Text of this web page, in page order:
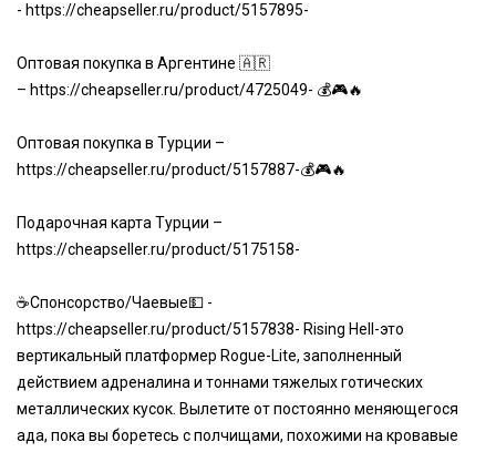
- https://cheapseller.ru/product/5157895-
Оптовая покупка в Аргентине 🇦🇷
– https://cheapseller.ru/product/4725049- 💰🎮🔥
Оптовая покупка в Турции –
https://cheapseller.ru/product/5157887-💰🎮🔥
Подарочная карта Турции –
https://cheapseller.ru/product/5175158-
☕Спонсорство/Чаевые💵 -
https://cheapseller.ru/product/5157838- Rising Hell-это
вертикальный платформер Rogue-Lite, заполненный
действием адреналина и тоннами тяжелых готических
металлических кусок. Вылетите от постоянно меняющегося
ада, пока вы боретесь с полчищами, похожими на кровавые